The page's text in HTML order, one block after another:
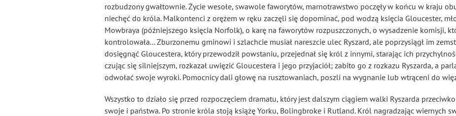
rozbudzony gwałtownie. Życie wesołe, swawole faworytów, marnotrawstwo poczęły w końcu w kraju
niechęć do króla. Malkontenci z orężem w ręku zaczęli się dopominać, pod wodzą księcia Gloucester,
Mowbraya (późniejszego księcia Norfolk), o karę na faworytów rozpuszczonych, o wysadzenie komisji,
kontrolowała... Zburzonemu gminowi i szlachcie musiał nareszcie ulec Ryszard, ale poprzysiągł im
dosięgnąć Gloucestera, który przewodził powstaniu, przejednał się król z innymi, starając ich
czując się silniejszym, rozkazał uwięzić Gloucestera i jego przyjaciół; zabito go z rozkazu Ryszarda, a
odwołać swoje wyroki. Pomocnicy dali głowę na rusztowaniach, poszli na wygnanie lub wtrąceni do
Wszystko to działo się przed rozpoczęciem dramatu, który jest dalszym ciągiem walki Ryszarda
swoje i państwa. Po stronie króla stoją książę Yorku, Bolingbroke i Rutland. Król nagradzając wiernych